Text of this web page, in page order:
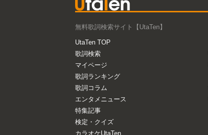
無料歌詞検索サイト【UtaTen】
UtaTen TOP
歌詞検索
マイページ
歌詞ランキング
歌詞コラム
エンタメニュース
特集記事
検定・クイズ
カラオケUtaTen